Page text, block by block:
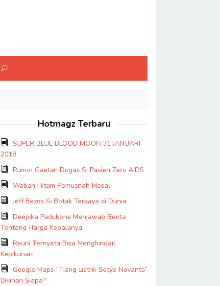
Hotmagz Terbaru
SUPER BLUE BLOOD MOON 31 JANUARI
2018
Rumor Gaetan Dugas Si Pasien Zero AIDS
Wabah Hitam Pemusnah Masal
Jeff Bezos Si Botak Terkaya di Dunia
Deepika Padukone Menjawab Berita
Tentang Harga Kepalanya
Reuni Ternyata Bisa Menghindari
Kepikunan
Google Maps “Tiang Listrik Setya Novanto”
Bikinan Siapa?